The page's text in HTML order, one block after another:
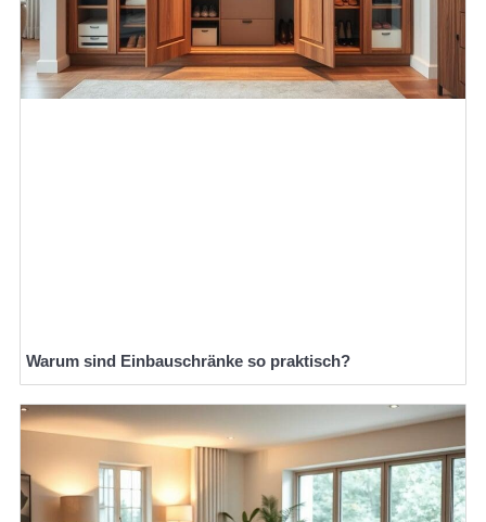
Warum sind Einbauschränke so praktisch?